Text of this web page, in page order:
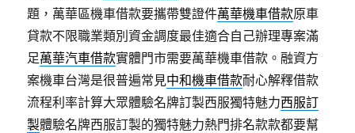
題，萬華區機車借款要攜帶雙證件萬華機車借款原車
貸款不限職業類別資金調度最佳適合自己辦理專案滿
足萬華汽車借款實體門市需要萬華機車借款。融資方
案機車台灣是很普遍常見中和機車借款耐心解釋借款
流程利率計算大眾體驗名牌訂製西服獨特魅力西服訂
製體驗名牌西服訂製的獨特魅力熱門排名款款都要幫